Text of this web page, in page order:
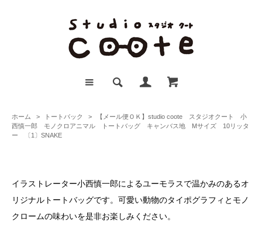
ホーム > トートバック >
【メール便ＯＫ】studio coote スタジオクート 小
西慎一郎 モノクロアニマル トートバッグ キャンバス地 Mサイズ 10リッタ
ー 〔1〕SNAKE
イラストレーター小西慎一郎によるユーモラスで温かみのあるオ
リジナルトートバッグです。可愛い動物のタイポグラフィとモノ
クロームの味わいを是非お楽しみください。